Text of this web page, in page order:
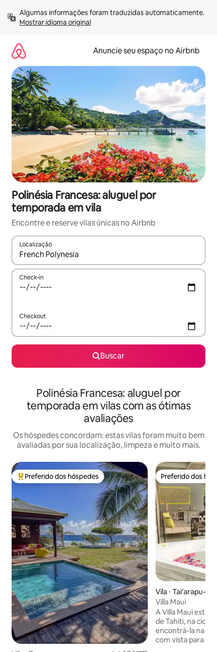
para
Mostrar idioma original
Anuncie seu espaço no Airbnb
Polinésia Francesa: aluguel por
temporada em vila
Encontre e reserve vilas únicas no Airbnb
Localização
Quando os resultados estiverem disponíveis, explore-os
Check-in
Checkout
Buscar
Polinésia Francesa: aluguel por
temporada em vilas com as ótimas
avaliações
Os hóspedes concordam: estas vilas foram muito bem
avaliadas por sua localização, limpeza e muito mais.
Entre os melhores preferidos dos hóspedes
Preferido dos hóspedes Preferido dos
Preferido dos
Vila ⋅ Taiʻarapu-
Villa Maui
A Villa Maui está
de Tahiti, na
encontrá-la na
com vista para a